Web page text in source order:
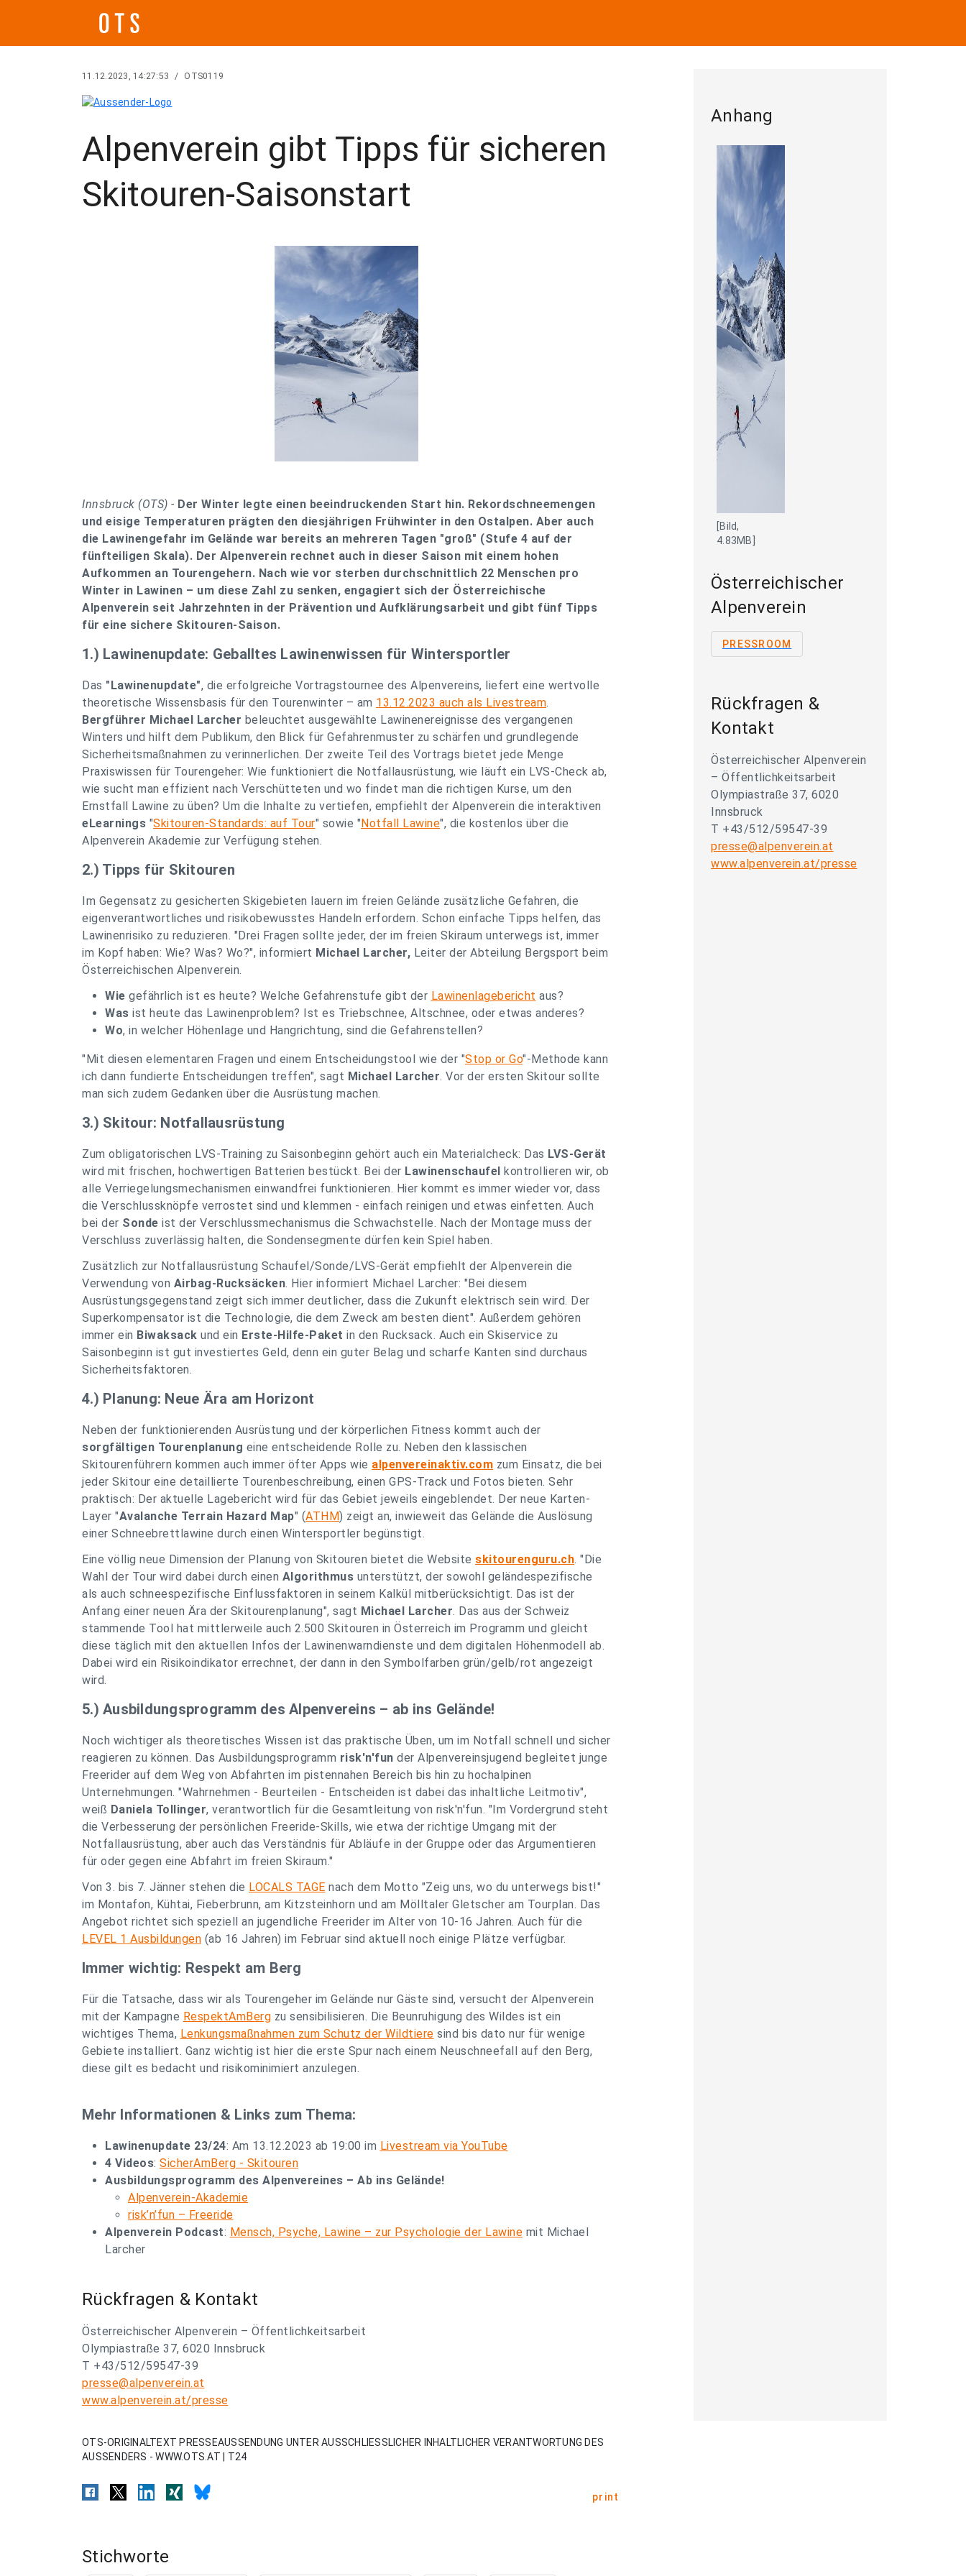
11.12.2023, 14:27:53 / OTS0119
Alpenverein gibt Tipps für sicheren
Skitouren-Saisonstart
Innsbruck (OTS) - Der Winter legte einen beeindruckenden Start hin. Rekordschneemengen
und eisige Temperaturen prägten den diesjährigen Frühwinter in den Ostalpen. Aber auch
die Lawinengefahr im Gelände war bereits an mehreren Tagen "groß" (Stufe 4 auf der
fünfteiligen Skala). Der Alpenverein rechnet auch in dieser Saison mit einem hohen
Aufkommen an Tourengehern. Nach wie vor sterben durchschnittlich 22 Menschen pro
Winter in Lawinen – um diese Zahl zu senken, engagiert sich der Österreichische
Alpenverein seit Jahrzehnten in der Prävention und Aufklärungsarbeit und gibt fünf Tipps
für eine sichere Skitouren-Saison.
1.) Lawinenupdate: Geballtes Lawinenwissen für Wintersportler
Das "Lawinenupdate", die erfolgreiche Vortragstournee des Alpenvereins, liefert eine wertvolle
theoretische Wissensbasis für den Tourenwinter – am 13.12.2023 auch als Livestream.
Bergführer Michael Larcher beleuchtet ausgewählte Lawinenereignisse des vergangenen
Winters und hilft dem Publikum, den Blick für Gefahrenmuster zu schärfen und grundlegende
Sicherheitsmaßnahmen zu verinnerlichen. Der zweite Teil des Vortrags bietet jede Menge
Praxiswissen für Tourengeher: Wie funktioniert die Notfallausrüstung, wie läuft ein LVS-Check ab,
wie sucht man effizient nach Verschütteten und wo findet man die richtigen Kurse, um den
Ernstfall Lawine zu üben? Um die Inhalte zu vertiefen, empfiehlt der Alpenverein die interaktiven
eLearnings "Skitouren-Standards: auf Tour" sowie "Notfall Lawine", die kostenlos über die
Alpenverein Akademie zur Verfügung stehen.
2.) Tipps für Skitouren
Im Gegensatz zu gesicherten Skigebieten lauern im freien Gelände zusätzliche Gefahren, die
eigenverantwortliches und risikobewusstes Handeln erfordern. Schon einfache Tipps helfen, das
Lawinenrisiko zu reduzieren. "Drei Fragen sollte jeder, der im freien Skiraum unterwegs ist, immer
im Kopf haben: Wie? Was? Wo?", informiert Michael Larcher, Leiter der Abteilung Bergsport beim
Österreichischen Alpenverein.
Wie gefährlich ist es heute? Welche Gefahrenstufe gibt der Lawinenlagebericht aus?
Was ist heute das Lawinenproblem? Ist es Triebschnee, Altschnee, oder etwas anderes?
Wo, in welcher Höhenlage und Hangrichtung, sind die Gefahrenstellen?
"Mit diesen elementaren Fragen und einem Entscheidungstool wie der "Stop or Go"-Methode kann
ich dann fundierte Entscheidungen treffen", sagt Michael Larcher. Vor der ersten Skitour sollte
man sich zudem Gedanken über die Ausrüstung machen.
3.) Skitour: Notfallausrüstung
Zum obligatorischen LVS-Training zu Saisonbeginn gehört auch ein Materialcheck: Das LVS-Gerät
wird mit frischen, hochwertigen Batterien bestückt. Bei der Lawinenschaufel kontrollieren wir, ob
alle Verriegelungsmechanismen einwandfrei funktionieren. Hier kommt es immer wieder vor, dass
die Verschlussknöpfe verrostet sind und klemmen - einfach reinigen und etwas einfetten. Auch
bei der Sonde ist der Verschlussmechanismus die Schwachstelle. Nach der Montage muss der
Verschluss zuverlässig halten, die Sondensegmente dürfen kein Spiel haben.
Zusätzlich zur Notfallausrüstung Schaufel/Sonde/LVS-Gerät empfiehlt der Alpenverein die
Verwendung von Airbag-Rucksäcken. Hier informiert Michael Larcher: "Bei diesem
Ausrüstungsgegenstand zeigt sich immer deutlicher, dass die Zukunft elektrisch sein wird. Der
Superkompensator ist die Technologie, die dem Zweck am besten dient". Außerdem gehören
immer ein Biwaksack und ein Erste-Hilfe-Paket in den Rucksack. Auch ein Skiservice zu
Saisonbeginn ist gut investiertes Geld, denn ein guter Belag und scharfe Kanten sind durchaus
Sicherheitsfaktoren.
4.) Planung: Neue Ära am Horizont
Neben der funktionierenden Ausrüstung und der körperlichen Fitness kommt auch der
sorgfältigen Tourenplanung eine entscheidende Rolle zu. Neben den klassischen
Skitourenführern kommen auch immer öfter Apps wie alpenvereinaktiv.com zum Einsatz, die bei
jeder Skitour eine detaillierte Tourenbeschreibung, einen GPS-Track und Fotos bieten. Sehr
praktisch: Der aktuelle Lagebericht wird für das Gebiet jeweils eingeblendet. Der neue Karten-
Layer "Avalanche Terrain Hazard Map" (ATHM) zeigt an, inwieweit das Gelände die Auslösung
einer Schneebrettlawine durch einen Wintersportler begünstigt.
Eine völlig neue Dimension der Planung von Skitouren bietet die Website skitourenguru.ch. "Die
Wahl der Tour wird dabei durch einen Algorithmus unterstützt, der sowohl geländespezifische
als auch schneespezifische Einflussfaktoren in seinem Kalkül mitberücksichtigt. Das ist der
Anfang einer neuen Ära der Skitourenplanung", sagt Michael Larcher. Das aus der Schweiz
stammende Tool hat mittlerweile auch 2.500 Skitouren in Österreich im Programm und gleicht
diese täglich mit den aktuellen Infos der Lawinenwarndienste und dem digitalen Höhenmodell ab.
Dabei wird ein Risikoindikator errechnet, der dann in den Symbolfarben grün/gelb/rot angezeigt
wird.
5.) Ausbildungsprogramm des Alpenvereins – ab ins Gelände!
Noch wichtiger als theoretisches Wissen ist das praktische Üben, um im Notfall schnell und sicher
reagieren zu können. Das Ausbildungsprogramm risk'n'fun der Alpenvereinsjugend begleitet junge
Freerider auf dem Weg von Abfahrten im pistennahen Bereich bis hin zu hochalpinen
Unternehmungen. "Wahrnehmen - Beurteilen - Entscheiden ist dabei das inhaltliche Leitmotiv",
weiß Daniela Tollinger, verantwortlich für die Gesamtleitung von risk'n'fun. "Im Vordergrund steht
die Verbesserung der persönlichen Freeride-Skills, wie etwa der richtige Umgang mit der
Notfallausrüstung, aber auch das Verständnis für Abläufe in der Gruppe oder das Argumentieren
für oder gegen eine Abfahrt im freien Skiraum."
Von 3. bis 7. Jänner stehen die LOCALS TAGE nach dem Motto "Zeig uns, wo du unterwegs bist!"
im Montafon, Kühtai, Fieberbrunn, am Kitzsteinhorn und am Mölltaler Gletscher am Tourplan. Das
Angebot richtet sich speziell an jugendliche Freerider im Alter von 10-16 Jahren. Auch für die
LEVEL 1 Ausbildungen (ab 16 Jahren) im Februar sind aktuell noch einige Plätze verfügbar.
Immer wichtig: Respekt am Berg
Für die Tatsache, dass wir als Tourengeher im Gelände nur Gäste sind, versucht der Alpenverein
mit der Kampagne RespektAmBerg zu sensibilisieren. Die Beunruhigung des Wildes ist ein
wichtiges Thema, Lenkungsmaßnahmen zum Schutz der Wildtiere sind bis dato nur für wenige
Gebiete installiert. Ganz wichtig ist hier die erste Spur nach einem Neuschneefall auf den Berg,
diese gilt es bedacht und risikominimiert anzulegen.
Mehr Informationen & Links zum Thema:
Lawinenupdate 23/24: Am 13.12.2023 ab 19:00 im Livestream via YouTube
4 Videos: SicherAmBerg - Skitouren
Ausbildungsprogramm des Alpenvereines – Ab ins Gelände!
Alpenverein-Akademie
risk’n’fun – Freeride
Alpenverein Podcast: Mensch, Psyche, Lawine – zur Psychologie der Lawine mit Michael
Larcher
Rückfragen & Kontakt
Österreichischer Alpenverein – Öffentlichkeitsarbeit
Olympiastraße 37, 6020 Innsbruck
T +43/512/59547-39
presse@alpenverein.at
www.alpenverein.at/presse
OTS-ORIGINALTEXT PRESSEAUSSENDUNG UNTER AUSSCHLIESSLICHER INHALTLICHER VERANTWORTUNG DES
AUSSENDERS - WWW.OTS.AT | T24
print
Stichworte
Anhang
[Bild,
4.83MB]
Österreichischer
Alpenverein
PRESSROOM
Rückfragen &
Kontakt
Österreichischer Alpenverein
– Öffentlichkeitsarbeit
Olympiastraße 37, 6020
Innsbruck
T +43/512/59547-39
presse@alpenverein.at
www.alpenverein.at/presse